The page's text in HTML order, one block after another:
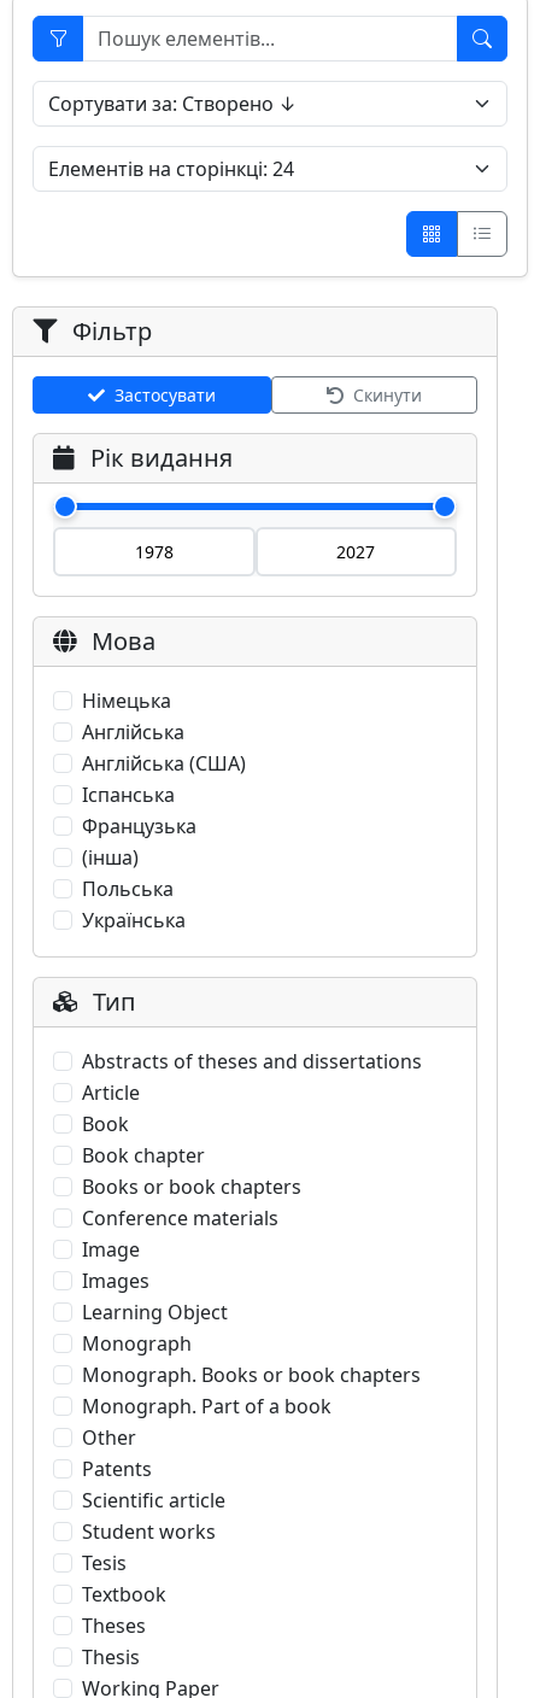
Фільтр
Застосувати Скинути
Рік видання
Мова
Німецька
Англійська
Англійська (США)
Іспанська
Французька
(інша)
Польська
Українська
Тип
Abstracts of theses and dissertations
Article
Book
Book chapter
Books or book chapters
Conference materials
Image
Images
Learning Object
Monograph
Monograph. Books or book chapters
Monograph. Part of a book
Other
Patents
Scientific article
Student works
Tesis
Textbook
Theses
Thesis
Working Paper